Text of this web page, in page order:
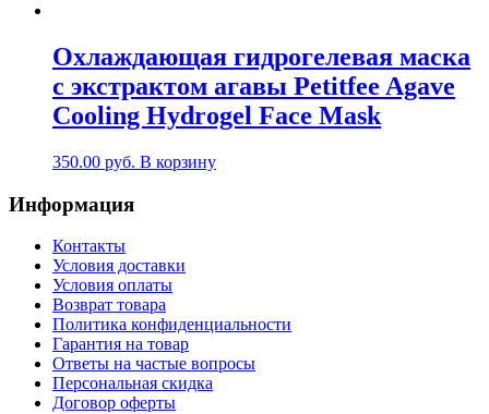
Охлаждающая гидрогелевая маска
с экстрактом агавы Petitfee Agave
Cooling Hydrogel Face Mask
350.00 руб. В корзину
Информация
Контакты
Условия доставки
Условия оплаты
Возврат товара
Политика конфиденциальности
Гарантия на товар
Ответы на частые вопросы
Персональная скидка
Договор оферты